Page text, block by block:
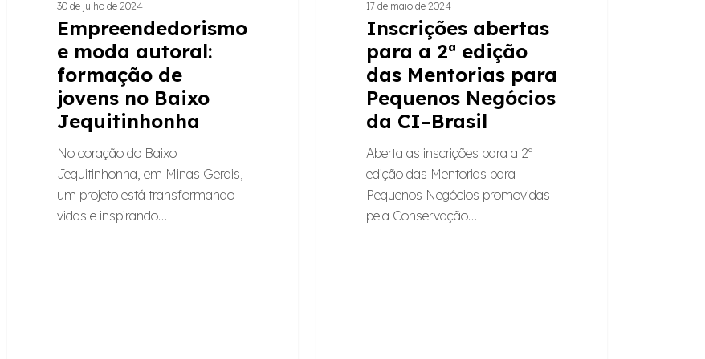
30 de julho de 2024
Empreendedorismo
e moda autoral:
formação de
jovens no Baixo
Jequitinhonha
No coração do Baixo
Jequitinhonha, em Minas Gerais,
um projeto está transformando
vidas e inspirando…
17 de maio de 2024
Inscrições abertas
para a 2ª edição
das Mentorias para
Pequenos Negócios
da CI–Brasil
Aberta as inscrições para a 2ª
edição das Mentorias para
Pequenos Negócios promovidas
pela Conservação…